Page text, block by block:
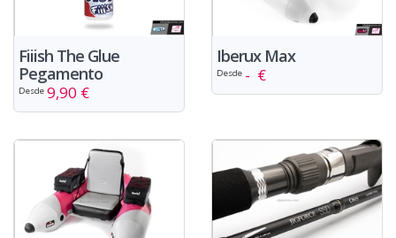
Fiiish The Glue
Pegamento
Desde 9,90 €
Iberux Max
Desde - €